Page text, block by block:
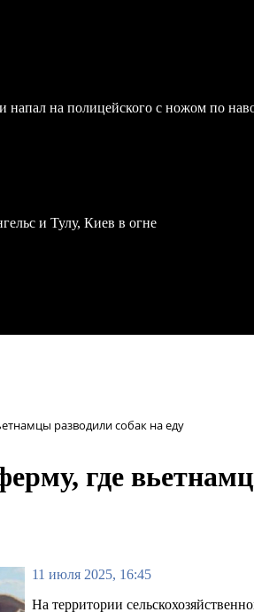
напал на полицейского с ножом по
и Тулу, Киев в огне
разводили собак на еду
где
11 июля 2025, 16:45
На территории